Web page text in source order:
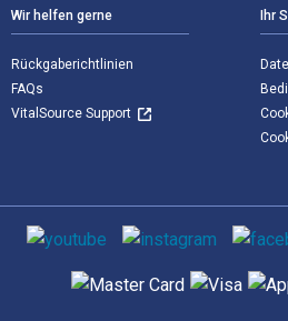
Wir helfen gerne
Rückgaberichtlinien
FAQs
VitalSource Support
Ihr
Sozialen Medien
Unterstützte Zahlungsmethoden